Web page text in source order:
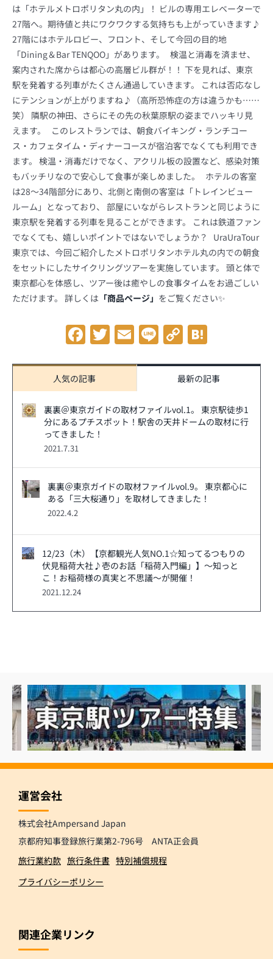
は「ホテルメトロポリタン丸の内」！ ビルの専用エレベーターで
27階へ。期待値と共にワクワクする気持ちも上がっていきます♪
27階にはホテルロビー、フロント、そして今回の目的地
「Dining＆Bar TENQOO」があります。 検温と消毒を済ませ、
案内された席からは都心の高層ビル群が！！ 下を見れば、東京
駅を発着する列車がたくさん通過していきます。 これは否応なし
にテンションが上がりますね♪（高所恐怖症の方は違うかも……
笑） 隣駅の神田、さらにその先の秋葉原駅の姿までハッキリ見
えます。 このレストランでは、朝食バイキング・ランチコー
ス・カフェタイム・ディナーコースが宿泊客でなくても利用でき
ます。 検温・消毒だけでなく、アクリル板の設置など、感染対策
もバッチリなので安心して食事が楽しめました。 ホテルの客室
は28～34階部分にあり、北側と南側の客室は「トレインビュー
ルーム」となっており、 部屋にいながらレストランと同じように
東京駅を発着する列車を見ることができます。 これは鉄道ファン
でなくても、嬉しいポイントではないでしょうか？ UraUraTour
東京では、今回ご紹介したメトロポリタンホテル丸の内での朝食
をセットにしたサイクリングツアーを実施しています。 頭と体で
東京都心を体感し、ツアー後は癒やしの食事タイムをお過ごしい
ただけます。 詳しくは 「商品ページ」 をご覧ください✨
Facebook
Twitter
Email
LineCopy
人気の記事 最新の記事
裏裏＠東京ガイドの取材ファイルvol.1。 東京駅徒歩1
分にあるプチスポット！駅舎の天井ドームの取材に行
ってきました！
2021.7.31
裏裏＠東京ガイドの取材ファイルvol.9。 東京都心に
ある「三大桜通り」を取材してきました！
2022.4.2
12/23（木）【京都観光人気NO.1☆知ってるつもりの
伏見稲荷大社♪壱のお話「稲荷入門編」】～知っと
こ！お稲荷様の真実と不思議～が開催！
2021.12.24
運営会社
株式会社Ampersand Japan
京都府知事登録旅行業第2-796号 ANTA正会員
旅行業約款 旅行条件書 特別補償規程
プライバシーポリシー
関連企業リンク